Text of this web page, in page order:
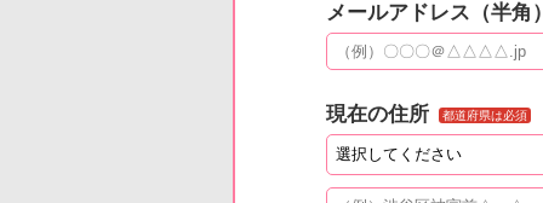
メールアドレス（半角
現在の住所 都道府県は必須